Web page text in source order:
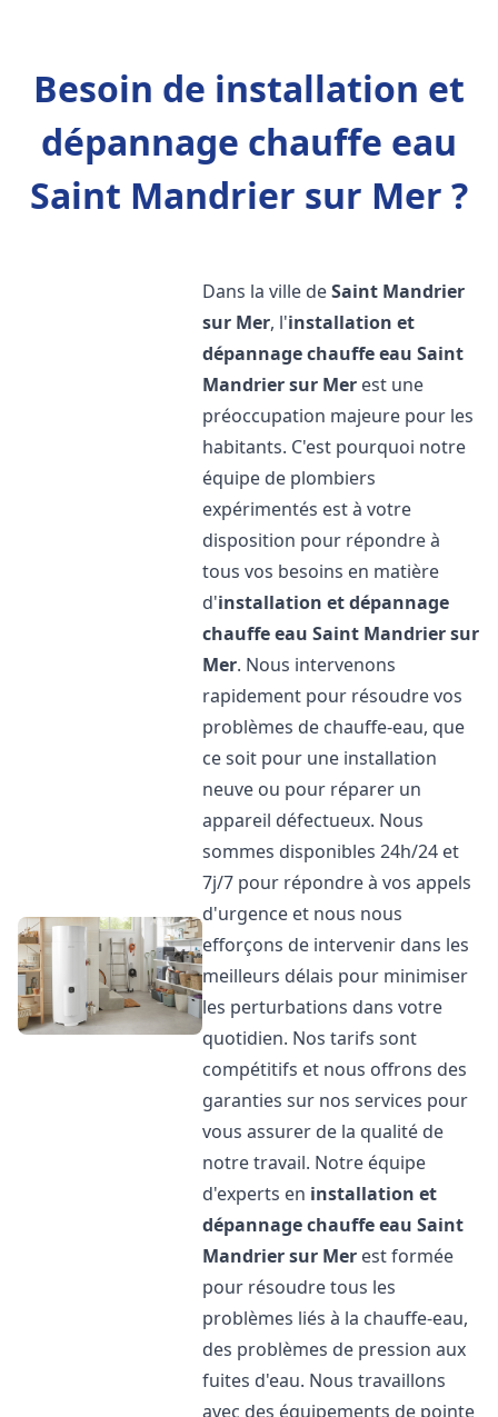
Besoin de installation et
dépannage chauffe eau
Saint Mandrier sur Mer ?
Dans la ville deSaint Mandrier
sur Mer, l'installation et
dépannage chauffe eau Saint
Mandrier sur Mer est une
préoccupation majeure pour les
habitants. C'est pourquoi notre
équipe de plombiers
expérimentés est à votre
disposition pour répondre à
tous vos besoins en matière
d'installation et dépannage
chauffe eau Saint Mandrier sur
Mer. Nous intervenons
rapidement pour résoudre vos
problèmes de chauffe-eau, que
ce soit pour une installation
neuve ou pour réparer un
appareil défectueux. Nous
sommes disponibles 24h/24 et
7j/7 pour répondre à vos appels
d'urgence et nous nous
efforçons de intervenir dans les
meilleurs délais pour minimiser
les perturbations dans votre
quotidien. Nos tarifs sont
compétitifs et nous offrons des
garanties sur nos services pour
vous assurer de la qualité de
notre travail. Notre équipe
d'experts en installation et
dépannage chauffe eau Saint
Mandrier sur Mer est formée
pour résoudre tous les
problèmes liés à la chauffe-eau,
des problèmes de pression aux
fuites d'eau. Nous travaillons
avec des équipements de pointe